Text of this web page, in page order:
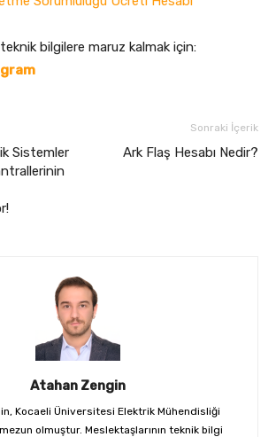
bilgilere maruz kalmak için:
Sistemler
Sonraki İçerik
Ark Flaş Hesabı Nedir?
Atahan Zengin
Kocaeli Üniversitesi Elektrik Mühendisliği
olmuştur. Meslektaşlarının teknik bilgi